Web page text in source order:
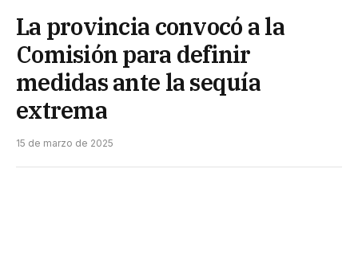
La provincia convocó a la
Comisión para definir
medidas ante la sequía
extrema
15 de marzo de 2025